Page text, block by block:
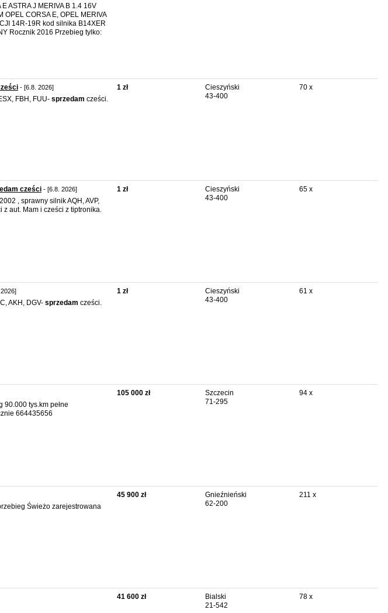
ASTRA J MERIVA B 1.4 16V
OPEL CORSA E, OPEL MERIVA
14R-19R kod silnika B14XER
Rocznik 2016 Przebieg tylko:
- [6.8. 2026]
FBH, FUU- sprzedam cześci.
1 zł
Cieszyński
43-400
70 x
cześci - [6.8. 2026]
, sprawny silnik AQH, AVP,
aut. Mam i cześci z tiptronika.
1 zł
Cieszyński
43-400
65 x
AKH, DGV- sprzedam cześci.
1 zł
Cieszyński
43-400
61 x
90.000 tys.km pełne
664435656
105 000 zł
Szczecin
71-295
94 x
Świeżo zarejestrowana
45 900 zł
Gnieźnieński
62-200
211 x
41 600 zł
Bialski
21-542
78 x